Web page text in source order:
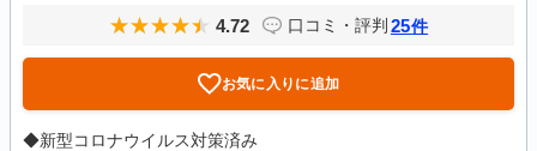
4.72 口コミ・評判 25件
お気に入りに追加
◆新型コロナウイルス対策済み